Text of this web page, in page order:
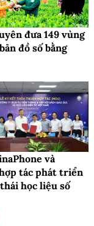
đưa 149 vùng
đồ số bằng
và
tác phát triển
học liệu số